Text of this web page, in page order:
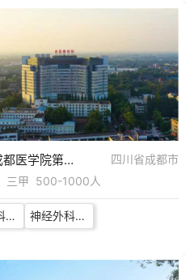
四川省成都医学院第一附属医院
四川省成都市
三甲 500-1000人
神经外科医师（功能神经外科） 神经外科医师（脊柱脊髓）